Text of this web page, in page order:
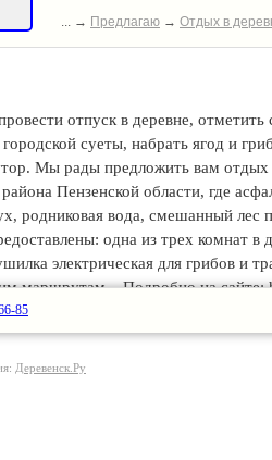
... → Предлагаю → Отдых в
отпуск в деревне,
суеты, набрать ягод и
Мы рады предложить вам отдых
района Пензенской области, где
родниковая вода, смешанный лес
одна из трех комнат в
электрическая для грибов и
маршрутам... Подробно на сайте:
85
Деревенск.Ру